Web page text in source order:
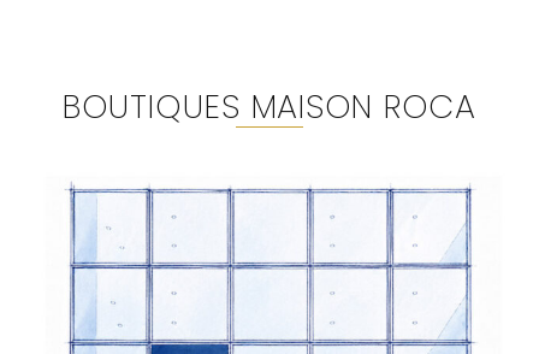
BOUTIQUES MAISON ROCA